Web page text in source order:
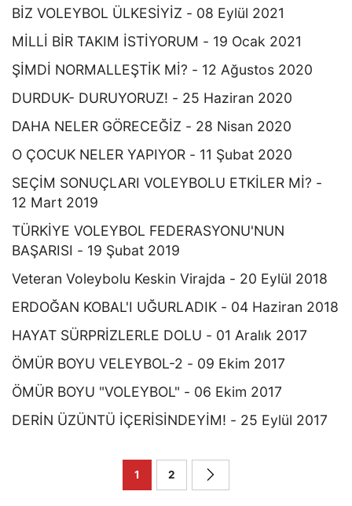
BİZ VOLEYBOL ÜLKESİYİZ - 08 Eylül 2021
MİLLİ BİR TAKIM İSTİYORUM - 19 Ocak 2021
ŞİMDİ NORMALLEŞTİK Mİ? - 12 Ağustos 2020
DURDUK- DURUYORUZ! - 25 Haziran 2020
DAHA NELER GÖRECEĞİZ - 28 Nisan 2020
O ÇOCUK NELER YAPIYOR - 11 Şubat 2020
SEÇİM SONUÇLARI VOLEYBOLU ETKİLER Mİ? -
12 Mart 2019
TÜRKİYE VOLEYBOL FEDERASYONU'NUN
BAŞARISI - 19 Şubat 2019
Veteran Voleybolu Keskin Virajda - 20 Eylül 2018
ERDOĞAN KOBAL'I UĞURLADIK - 04 Haziran 2018
HAYAT SÜRPRİZLERLE DOLU - 01 Aralık 2017
ÖMÜR BOYU VELEYBOL-2 - 09 Ekim 2017
ÖMÜR BOYU "VOLEYBOL" - 06 Ekim 2017
DERİN ÜZÜNTÜ İÇERİSİNDEYİM! - 25 Eylül 2017
1 2